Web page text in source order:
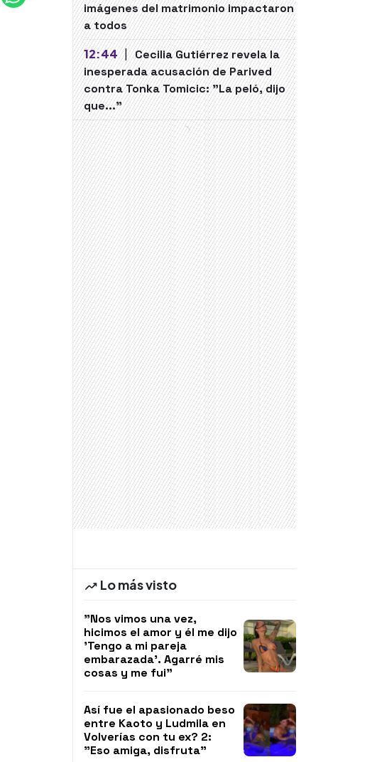
imágenes del matrimonio impactaron
a todos
12:44 | Cecilia Gutiérrez revela la
inesperada acusación de Parived
contra Tonka Tomicic: "La peló, dijo
que..."
Lo más visto
"Nos vimos una vez,
hicimos el amor y él me dijo
'Tengo a mi pareja
embarazada'. Agarré mis
cosas y me fui"
Así fue el apasionado beso
entre Kaoto y Ludmila en
Volverías con tu ex? 2:
"Eso amiga, disfruta"